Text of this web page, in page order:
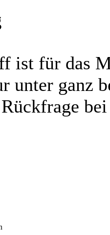
ist für das
unter ganz